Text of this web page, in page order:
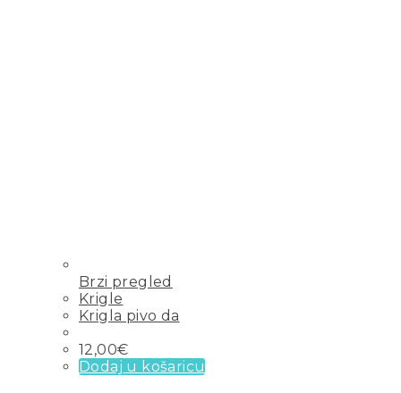
Brzi pregled
Krigle
Krigla pivo da
12,00€
Dodaj u košaricu